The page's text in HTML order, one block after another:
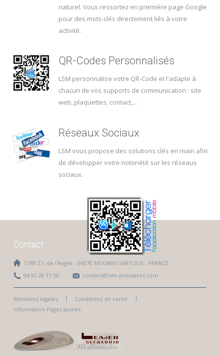
naturel. Vous ressortez en première page Google
pour des mots-clés directement liés à votre
activité.
QR-Codes Personnalisés
LSM personnalise votre QR-Code et l'adapte à
chacun de vos supports de communication : site
web, plaquettes, contact,...
Réseaux Sociaux
LSM vous propose des solutions clés en main afin
de développer votre notoriété sur les réseaux
sociaux.
Contact
Bonjour
119B Z.I. de l'Argile - 06370 MOUANS SARTOUX - FRANCE
04 92 28 13 56
contact@lsm-annuaires.com
Mentions légales
Conditions de vente
Information Pages Jaunes